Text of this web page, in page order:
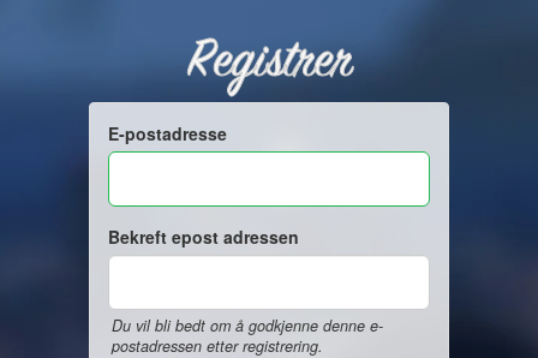
Registrer
E-postadresse
Bekreft epost adressen
Du vil bli bedt om å godkjenne denne e-
postadressen etter registrering.